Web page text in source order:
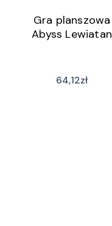
Gra planszowa
Abyss Lewiatan
64,12zł